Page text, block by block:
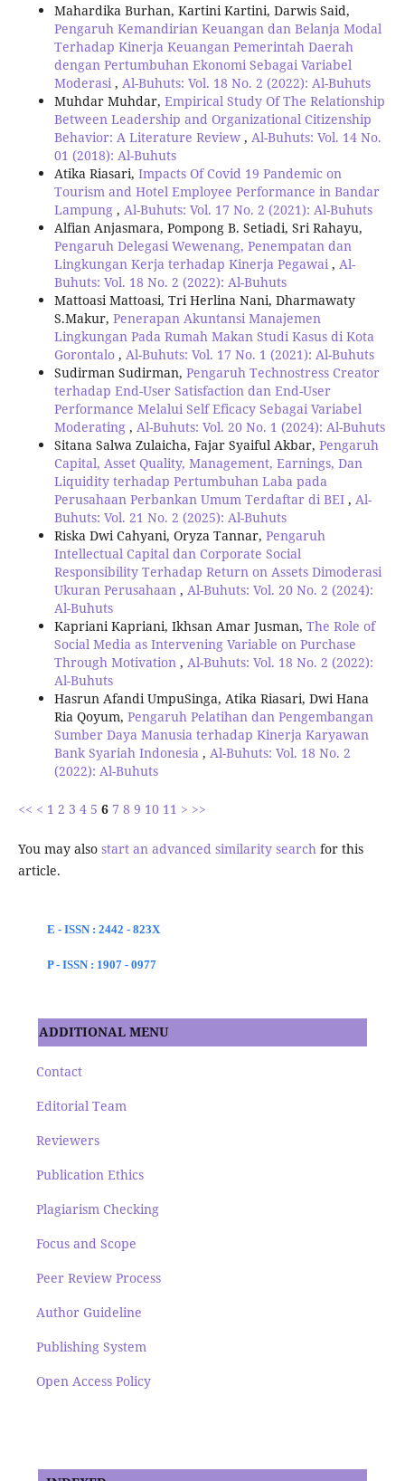
Mahardika Burhan, Kartini Kartini, Darwis Said,
Pengaruh Kemandirian Keuangan dan Belanja Modal
Terhadap Kinerja Keuangan Pemerintah Daerah
dengan Pertumbuhan Ekonomi Sebagai Variabel
Moderasi , Al-Buhuts: Vol. 18 No. 2 (2022): Al-Buhuts
Muhdar Muhdar, Empirical Study Of The Relationship
Between Leadership and Organizational Citizenship
Behavior: A Literature Review , Al-Buhuts: Vol. 14 No.
01 (2018): Al-Buhuts
Atika Riasari, Impacts Of Covid 19 Pandemic on
Tourism and Hotel Employee Performance in Bandar
Lampung , Al-Buhuts: Vol. 17 No. 2 (2021): Al-Buhuts
Alfian Anjasmara, Pompong B. Setiadi, Sri Rahayu,
Pengaruh Delegasi Wewenang, Penempatan dan
Lingkungan Kerja terhadap Kinerja Pegawai , Al-
Buhuts: Vol. 18 No. 2 (2022): Al-Buhuts
Mattoasi Mattoasi, Tri Herlina Nani, Dharmawaty
S.Makur, Penerapan Akuntansi Manajemen
Lingkungan Pada Rumah Makan Studi Kasus di Kota
Gorontalo , Al-Buhuts: Vol. 17 No. 1 (2021): Al-Buhuts
Sudirman Sudirman, Pengaruh Technostress Creator
terhadap End-User Satisfaction dan End-User
Performance Melalui Self Eficacy Sebagai Variabel
Moderating , Al-Buhuts: Vol. 20 No. 1 (2024): Al-Buhuts
Sitana Salwa Zulaicha, Fajar Syaiful Akbar, Pengaruh
Capital, Asset Quality, Management, Earnings, Dan
Liquidity terhadap Pertumbuhan Laba pada
Perusahaan Perbankan Umum Terdaftar di BEI , Al-
Buhuts: Vol. 21 No. 2 (2025): Al-Buhuts
Riska Dwi Cahyani, Oryza Tannar, Pengaruh
Intellectual Capital dan Corporate Social
Responsibility Terhadap Return on Assets Dimoderasi
Ukuran Perusahaan , Al-Buhuts: Vol. 20 No. 2 (2024):
Al-Buhuts
Kapriani Kapriani, Ikhsan Amar Jusman, The Role of
Social Media as Intervening Variable on Purchase
Through Motivation , Al-Buhuts: Vol. 18 No. 2 (2022):
Al-Buhuts
Hasrun Afandi UmpuSinga, Atika Riasari, Dwi Hana
Ria Qoyum, Pengaruh Pelatihan dan Pengembangan
Sumber Daya Manusia terhadap Kinerja Karyawan
Bank Syariah Indonesia , Al-Buhuts: Vol. 18 No. 2
(2022): Al-Buhuts
<< < 1 2 3 4 5 6 7 8 9 10 11 > >>
You may also start an advanced similarity search for this
article.
E - ISSN : 2442 - 823X
P - ISSN : 1907 - 0977
ADDITIONAL MENU
Contact
Editorial Team
Reviewers
Publication Ethics
Plagiarism Checking
Focus and Scope
Peer Review Process
Author Guideline
Publishing System
Open Access Policy